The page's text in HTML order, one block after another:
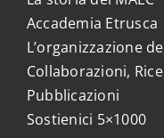
Accademia Etrusca
L’organizzazione
Collaborazioni,
Pubblicazioni
Sostienici 5×1000